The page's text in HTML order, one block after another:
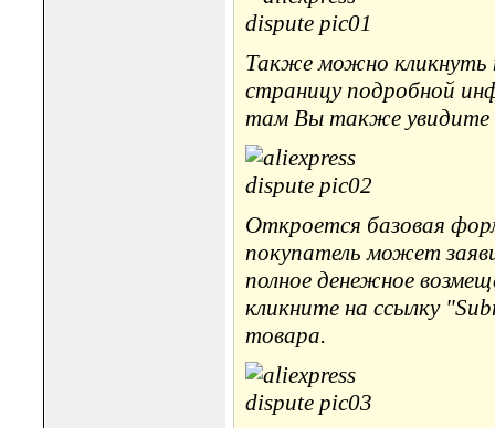
Также можно кликнуть
страницу подробной
там Вы также увидите
Откроется базовая
покупатель может
полное денежное
кликните на ссылку
товара.